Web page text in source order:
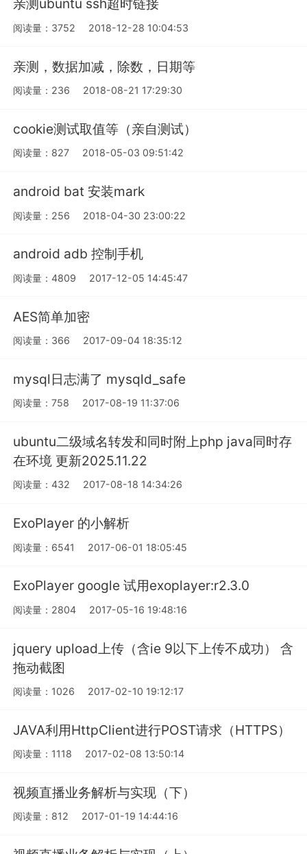
亲测ubuntu ssh超时链接
阅读量：3752 2018-12-28 10:04:53
亲测，数据加减，除数，日期等
阅读量：236 2018-08-21 17:29:30
cookie测试取值等（亲自测试）
阅读量：827 2018-05-03 09:51:42
android bat 安装mark
阅读量：256 2018-04-30 23:00:22
android adb 控制手机
阅读量：4809 2017-12-05 14:45:47
AES简单加密
阅读量：366 2017-09-04 18:35:12
mysql日志满了 mysqld_safe
阅读量：758 2017-08-19 11:37:06
ubuntu二级域名转发和同时附上php java同时存
在环境 更新2025.11.22
阅读量：432 2017-08-18 14:34:26
ExoPlayer 的小解析
阅读量：6541 2017-06-01 18:05:45
ExoPlayer google 试用exoplayer:r2.3.0
阅读量：2804 2017-05-16 19:48:16
jquery upload上传（含ie 9以下上传不成功） 含
拖动截图
阅读量：1026 2017-02-10 19:12:17
JAVA利用HttpClient进行POST请求（HTTPS）
阅读量：1118 2017-02-08 13:50:14
视频直播业务解析与实现（下）
阅读量：812 2017-01-19 14:44:16